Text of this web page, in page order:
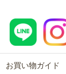
お買い物ガイド